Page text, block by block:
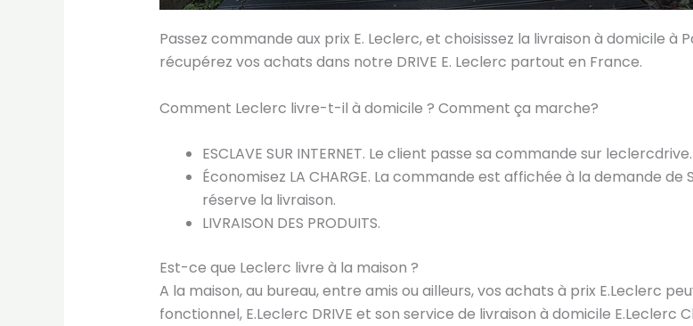
Passez commande aux prix E. Leclerc, et choisissez la livraison à domicile à
récupérez vos achats dans notre DRIVE E. Leclerc partout en France.
Comment Leclerc livre-t-il à domicile ? Comment ça marche?
ESCLAVE SUR INTERNET. Le client passe sa commande sur
Économisez LA CHARGE. La commande est affichée à la demande
réserve la livraison.
LIVRAISON DES PRODUITS.
Est-ce que Leclerc livre à la maison ?
A la maison, au bureau, entre amis ou ailleurs, vos achats à prix E.Leclerc
fonctionnel, E.Leclerc DRIVE et son service de livraison à domicile